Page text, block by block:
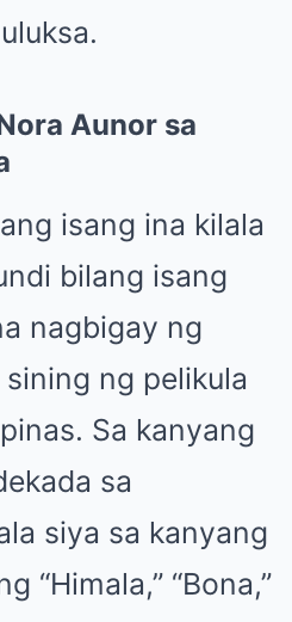
Aunor sa
isang ina kilala
bilang isang
nagbigay ng
ng pelikula
Sa kanyang
sa
siya sa kanyang
“Himala,” “Bona,”